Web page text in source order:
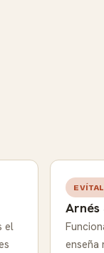
el
enseña